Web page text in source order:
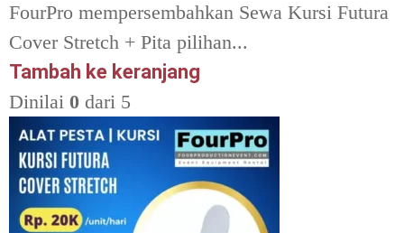
FourPro mempersembahkan Sewa Kursi Futura
Cover Stretch + Pita pilihan...
Tambah ke keranjang
Dinilai 0 dari 5